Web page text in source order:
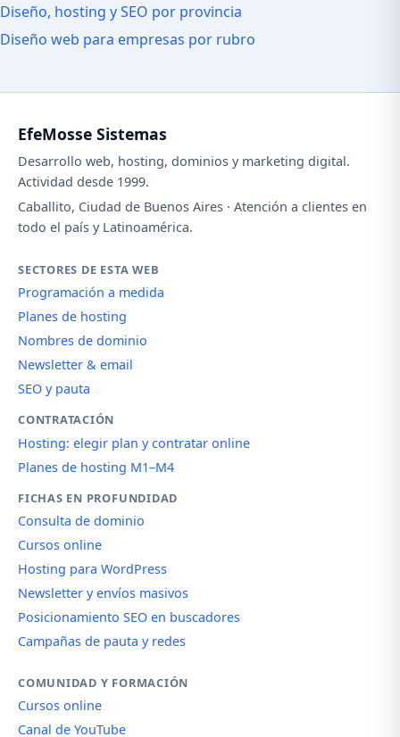
Diseño, hosting y SEO por provincia
Diseño web para empresas por rubro
EfeMosse Sistemas
Desarrollo web, hosting, dominios y marketing digital.
Actividad desde 1999.
Caballito, Ciudad de Buenos Aires · Atención a clientes en
todo el país y Latinoamérica.
SECTORES DE ESTA WEB
Programación a medida
Planes de hosting
Nombres de dominio
Newsletter & email
SEO y pauta
CONTRATACIÓN
Hosting: elegir plan y contratar online
Planes de hosting M1–M4
FICHAS EN PROFUNDIDAD
Consulta de dominio
Cursos online
Hosting para WordPress
Newsletter y envíos masivos
Posicionamiento SEO en buscadores
Campañas de pauta y redes
COMUNIDAD Y FORMACIÓN
Cursos online
Canal de YouTube